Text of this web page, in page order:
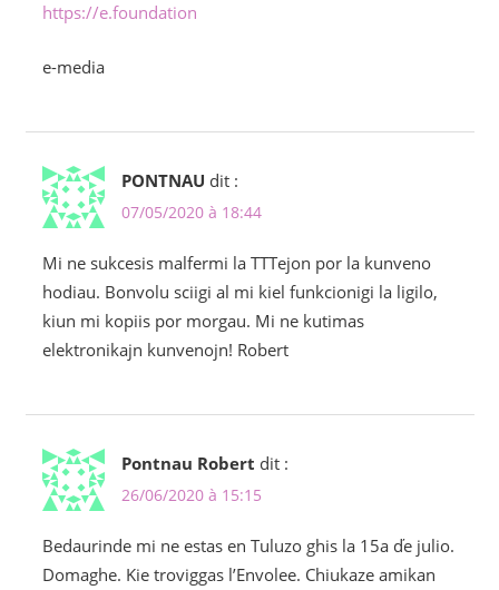
https://e.foundation
e-media
PONTNAU dit :
07/05/2020 à 18:44
Mi ne sukcesis malfermi la TTTejon por la kunveno
hodiau. Bonvolu sciigi al mi kiel funkcionigi la ligilo,
kiun mi kopiis por morgau. Mi ne kutimas
elektronikajn kunvenojn! Robert
Pontnau Robert dit :
26/06/2020 à 15:15
Bedaurinde mi ne estas en Tuluzo ghis la 15a ďe julio.
Domaghe. Kie troviggas l’Envolee. Chiukaze amikan